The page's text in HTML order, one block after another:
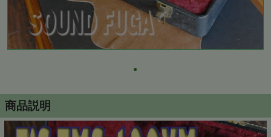
商品説明